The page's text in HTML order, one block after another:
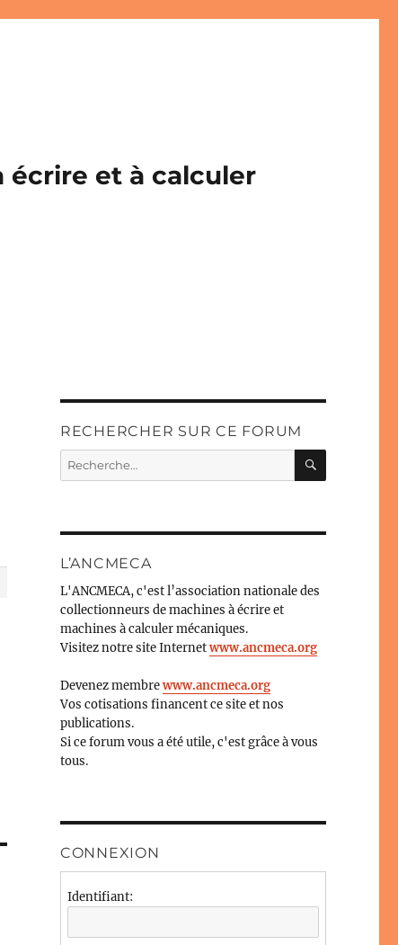
écrire et à calculer
RECHERCHER SUR CE FORUM
Recherche
pour :
L’ANCMECA
L'ANCMECA, c'est l’association nationale des
collectionneurs de machines à écrire et
machines à calculer mécaniques.
Visitez notre site Internetwww.ancmeca.org
Devenez membrewww.ancmeca.org
Vos cotisations financent ce site et nos
publications.
Si ce forum vous a été utile, c'est grâce à vous
tous.
CONNEXION
Identifiant: